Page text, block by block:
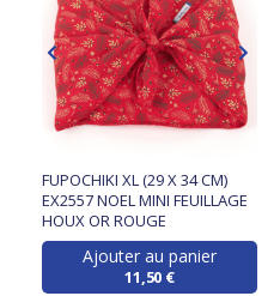
FUPOCHIKI XL (29 X 34 CM)
EX2557 NOEL MINI FEUILLAGE
HOUX OR ROUGE
Ajouter au panier
11,50 €